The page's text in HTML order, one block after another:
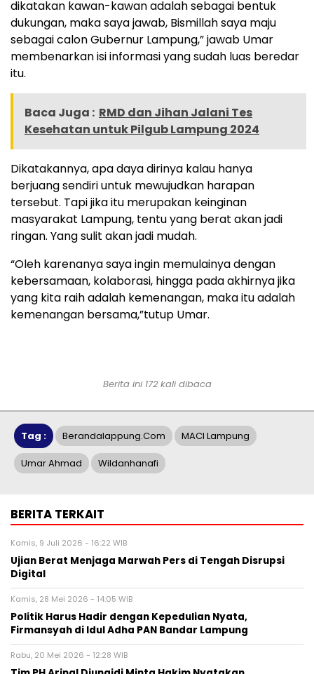
dikatakan kawan-kawan adalah sebagai bentuk
dukungan, maka saya jawab, Bismillah saya maju
sebagai calon Gubernur Lampung,” jawab Umar
membenarkan isi informasi yang sudah luas beredar
itu.
Baca Juga : RMD dan Jihan Jalani Tes
Kesehatan untuk Pilgub Lampung 2024
Dikatakannya, apa daya dirinya kalau hanya
berjuang sendiri untuk mewujudkan harapan
tersebut. Tapi jika itu merupakan keinginan
masyarakat Lampung, tentu yang berat akan jadi
ringan. Yang sulit akan jadi mudah.
“Oleh karenanya saya ingin memulainya dengan
kebersamaan, kolaborasi, hingga pada akhirnya jika
yang kita raih adalah kemenangan, maka itu adalah
kemenangan bersama,”tutup Umar.
Berita ini 172 kali dibaca
Tag : Berandalappung.com MACI Lampung
Umar Ahmad Wildanhanafi
BERITA TERKAIT
Kamis, 9 Juli 2026 - 16:22 WIB
Ujian Berat Menjaga Marwah Pers di Tengah Disrupsi
Digital
Kamis, 28 Mei 2026 - 14:05 WIB
Politik Harus Hadir dengan Kepedulian Nyata,
Firmansyah di Idul Adha PAN Bandar Lampung
Rabu, 20 Mei 2026 - 12:28 WIB